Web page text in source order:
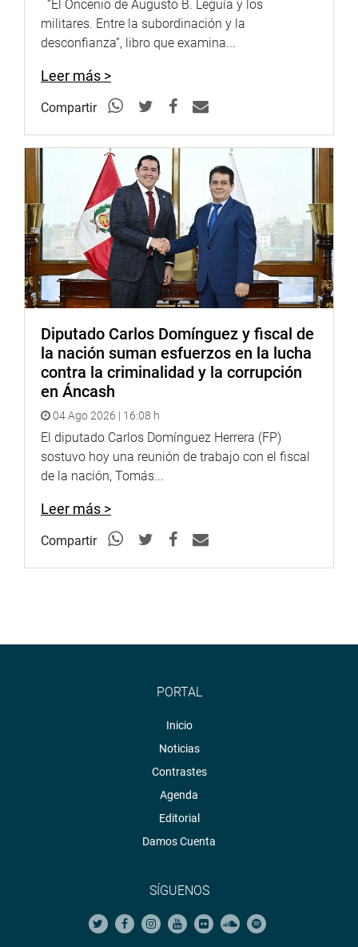
Defensoría del Pueblo, UNICEF, UGEL, Docentes
Universitarios y la Sociedad Civil Organizada.
promoviendo acciones concretas en beneficio de la
comunidad educativa.
“El Oncenio de Augusto B. Leguía y los
militares. Entre la subordinación y la
desconfianza”, libro que examina...
Leer más >
Compartir
Diputado Carlos Domínguez y fiscal de
la nación suman esfuerzos en la lucha
contra la criminalidad y la corrupción
en Áncash
04 Ago 2026 | 16:08 h
El diputado Carlos Domínguez Herrera (FP)
sostuvo hoy una reunión de trabajo con el fiscal
de la nación, Tomás...
Leer más >
Compartir
PORTAL
Inicio
Noticias
Contrastes
Agenda
Editorial
Damos Cuenta
SÍGUENOS